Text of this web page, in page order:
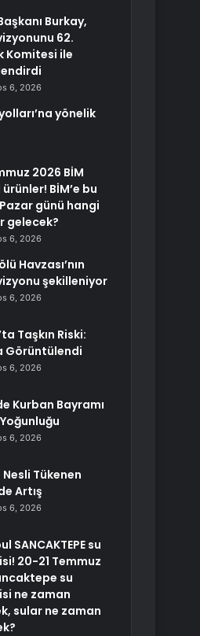
Burkay,
62.
Komitesi ile
6, 2026
yönelik
2026 BİM
BİM’e bu
günü hangi
gelecek?
6, 2026
Havzası’nın
şekilleniyor
6, 2026
Taşkın Riski:
Görüntülendi
6, 2026
Kurban Bayramı
6, 2026
Nesli Tükenen
Artış
6, 2026
SANCAKTEPE su
20-21 Temmuz
su
ne zaman
sular ne zaman